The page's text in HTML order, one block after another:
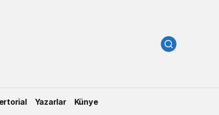
Yazarlar Künye